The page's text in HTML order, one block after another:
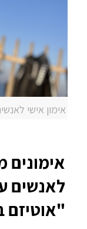
אימון אישי
אימונים
לאנשים
"אוטיזם